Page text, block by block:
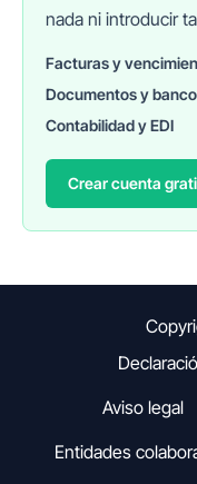
nada ni introducir
Facturas y
Documentos y
Contabilidad y EDI
Crear cuenta
Aviso legal
Entidades
FINANEDI
Hablemos ahora
Pedir información